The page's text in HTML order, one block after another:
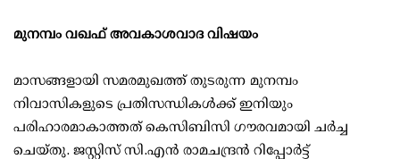
മുനമ്പം വഖഫ് അവകാശവാദ വിഷയം
മാസങ്ങളായി സമരമുഖത്ത് തുടരുന്ന മുനമ്പം
നിവാസികളുടെ പ്രതിസന്ധികള്‍ക്ക് ഇനിയും
പരിഹാരമാകാത്തത് കെസിബിസി ഗൗരവമായി ചര്‍ച്ച
ചെയ്തു. ജസ്റ്റിസ് സി.എന്‍ രാമചന്ദ്രന്‍ റിപ്പോര്‍ട്ട്